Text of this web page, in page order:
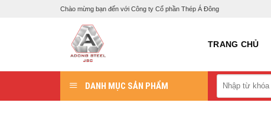
Chào mừng bạn đến với Công ty Cổ phần Thép Á Đông
TRANG CHỦ
DANH MỤC SẢN PHẨM